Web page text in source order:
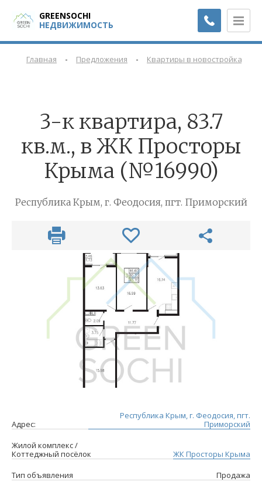
GREENSOCHI
НЕДВИЖИМОСТЬ
Главная - Предложения - Квартиры в новостройках
3-к квартира, 83.7
кв.м., в ЖК Просторы
Крыма (№16990)
Республика Крым, г. Феодосия, пгт. Приморский
Адрес:
Республика Крым, г. Феодосия, пгт.
Приморский
Жилой комплекс /
Коттеджный посёлок
ЖК Просторы Крыма
Тип объявления
Продажа